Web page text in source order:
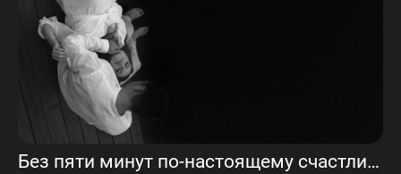
Без пяти минут по-настоящему счастливые